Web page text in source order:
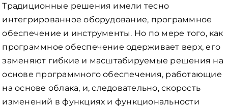
Традиционные решения имели тесно
интегрированное оборудование, программное
обеспечение и инструменты. Но по мере того, как
программное обеспечение одерживает верх, его
заменяют гибкие и масштабируемые решения на
основе программного обеспечения, работающие
на основе облака, и, следовательно, скорость
изменений в функциях и функциональности